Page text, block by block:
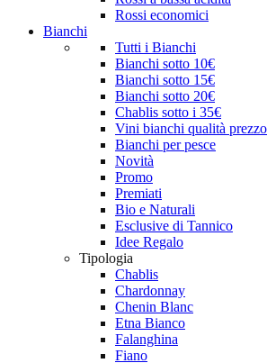
Rossi economici
Bianchi
Tutti i Bianchi
Bianchi sotto 10€
Bianchi sotto 15€
Bianchi sotto 20€
Chablis sotto i 35€
Vini bianchi qualità prezzo
Bianchi per pesce
Novità
Promo
Premiati
Bio e Naturali
Esclusive di Tannico
Idee Regalo
Tipologia
Chablis
Chardonnay
Chenin Blanc
Etna Bianco
Falanghina
Fiano